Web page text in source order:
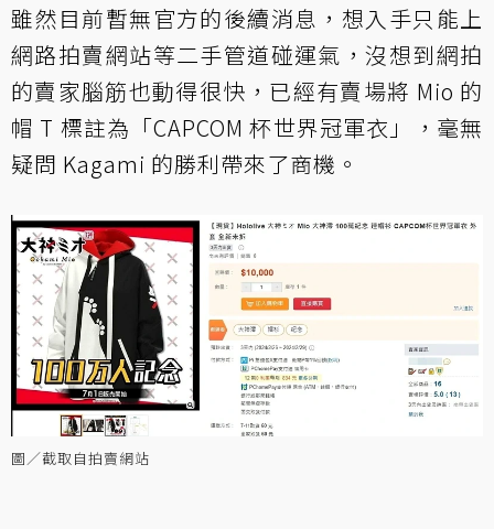
雖然目前暫無官方的後續消息，想入手只能上
網路拍賣網站等二手管道碰運氣，沒想到網拍
的賣家腦筋也動得很快，已經有賣場將 Mio 的
帽 T 標註為「CAPCOM 杯世界冠軍衣」，毫無
疑問 Kagami 的勝利帶來了商機。
圖／截取自拍賣網站